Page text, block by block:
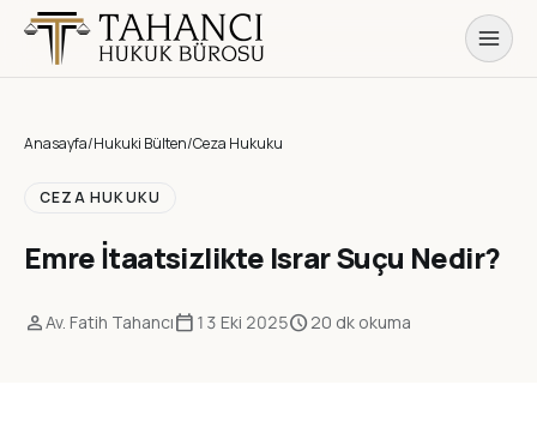
Anasayfa/Hukuki Bülten/Ceza Hukuku
CEZA HUKUKU
Emre İtaatsizlikte Israr Suçu Nedir?
personAv. Fatih Tahancıcalendar_today 13 Eki 2025schedule20 dk okuma